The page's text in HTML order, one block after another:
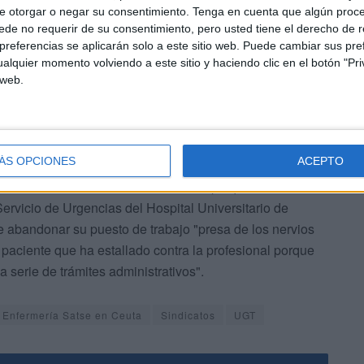
otorgar o negar su consentimiento. Tenga en cuenta que algún
no requerir de su consentimiento, pero usted tiene el derecho de
se aplicarán solo a este sitio web. Puede cambiar sus
momento volviendo a este sitio y haciendo clic en el botón
OPCIONES ACEPTO
tan denigrantes en el ámbito profesional”. Igualmente
“que puede contar con todo el apoyo de nuestro
en Ceutainformó al tiempo que condenó la
de Urgencias del Hospital Universitario de
su puesto de trabajo "presa de los nervios
que ha estallado contra la profesional porque
serie de trámites administrativos".
Satse en Ceuta Sindicatos UGT